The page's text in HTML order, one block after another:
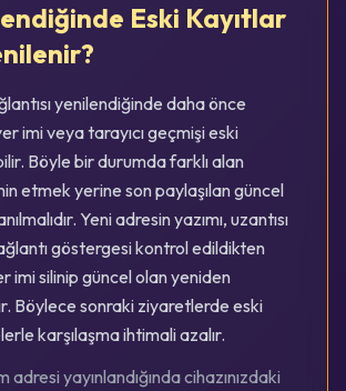
Eski Kayıtlar
yenilendiğinde daha önce
imi veya tarayıcı geçmişi eski
Böyle bir durumda farklı alan
etmek yerine son paylaşılan güncel
Yeni adresin yazımı, uzantısı
göstergesi kontrol edildikten
imi silinip güncel olan yeniden
Böylece sonraki ziyaretlerde eski
karşılaşma ihtimali azalır.
adresi yayınlandığında cihazınızdaki